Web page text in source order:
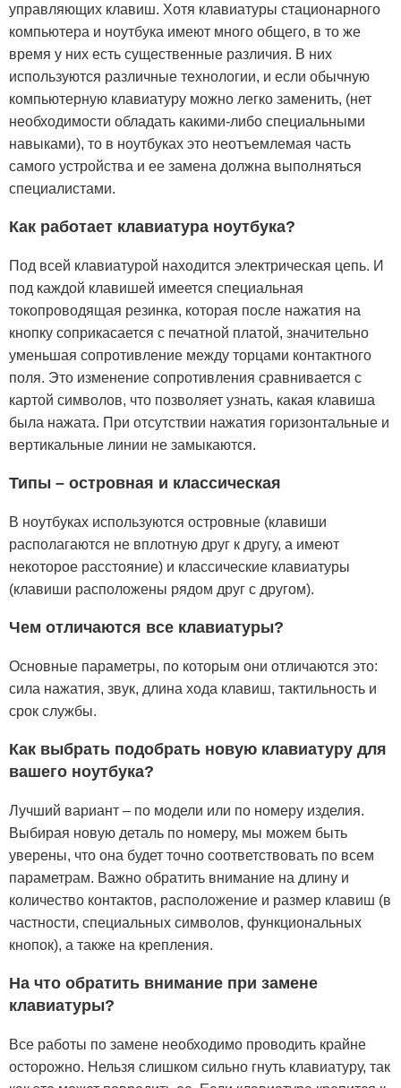
управляющих клавиш. Хотя клавиатуры стационарного
компьютера и ноутбука имеют много общего, в то же
время у них есть существенные различия. В них
используются различные технологии, и если обычную
компьютерную клавиатуру можно легко заменить, (нет
необходимости обладать какими-либо специальными
навыками), то в ноутбуках это неотъемлемая часть
самого устройства и ее замена должна выполняться
специалистами.
Как работает клавиатура ноутбука?
Под всей клавиатурой находится электрическая цепь. И
под каждой клавишей имеется специальная
токопроводящая резинка, которая после нажатия на
кнопку соприкасается с печатной платой, значительно
уменьшая сопротивление между торцами контактного
поля. Это изменение сопротивления сравнивается с
картой символов, что позволяет узнать, какая клавиша
была нажата. При отсутствии нажатия горизонтальные и
вертикальные линии не замыкаются.
Типы – островная и классическая
В ноутбуках используются островные (клавиши
располагаются не вплотную друг к другу, а имеют
некоторое расстояние) и классические клавиатуры
(клавиши расположены рядом друг с другом).
Чем отличаются все клавиатуры?
Основные параметры, по которым они отличаются это:
сила нажатия, звук, длина хода клавиш, тактильность и
срок службы.
Как выбрать подобрать новую клавиатуру для
вашего ноутбука?
Лучший вариант – по модели или по номеру изделия.
Выбирая новую деталь по номеру, мы можем быть
уверены, что она будет точно соответствовать по всем
параметрам. Важно обратить внимание на длину и
количество контактов, расположение и размер клавиш (в
частности, специальных символов, функциональных
кнопок), а также на крепления.
На что обратить внимание при замене
клавиатуры?
Все работы по замене необходимо проводить крайне
осторожно. Нельзя слишком сильно гнуть клавиатуру, так